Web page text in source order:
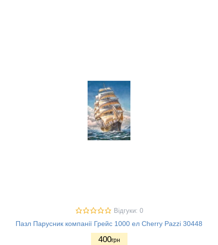
Відгуки: 0
Пазл Парусник компанії Грейс 1000 ел Cherry Pazzi 30448
400грн